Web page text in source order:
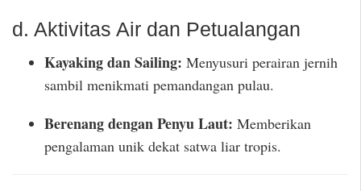
d. Aktivitas Air dan Petualangan
Kayaking dan Sailing: Menyusuri perairan jernih
sambil menikmati pemandangan pulau.
Berenang dengan Penyu Laut: Memberikan
pengalaman unik dekat satwa liar tropis.